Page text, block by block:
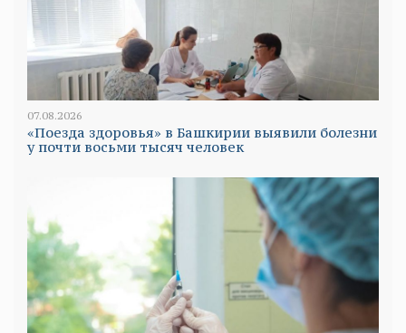
07.08.2026
«Поезда здоровья» в Башкирии выявили болезни
у почти восьми тысяч человек